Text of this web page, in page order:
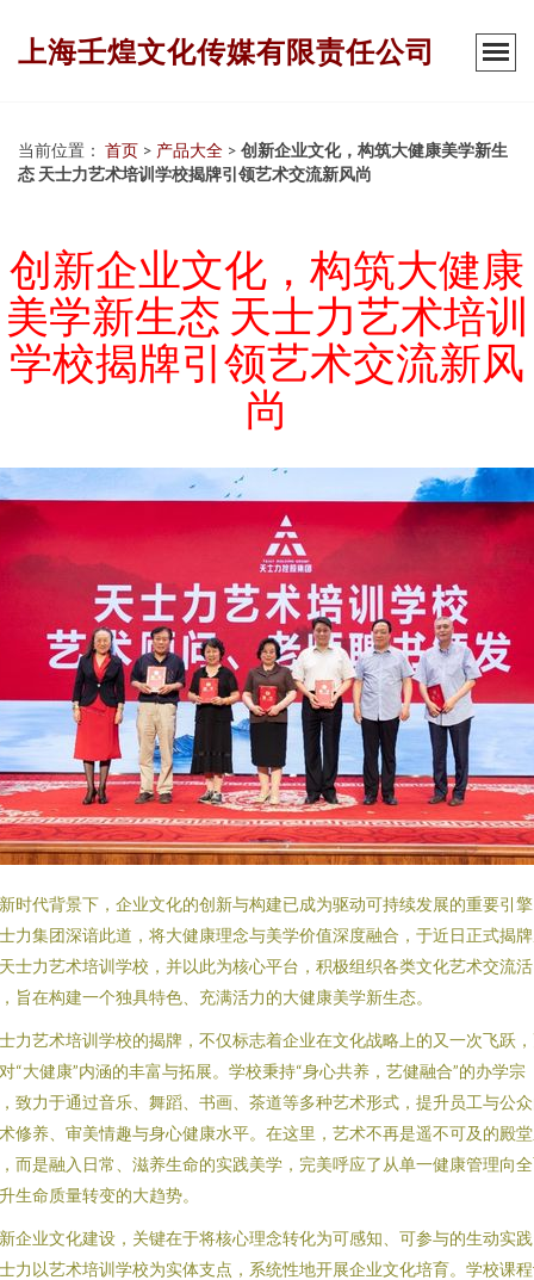
上海壬煌文化传媒有限责任公司
当前位置： 首页 > 产品大全 > 创新企业文化，构筑大健康美学新生
态 天士力艺术培训学校揭牌引领艺术交流新风尚
创新企业文化，构筑大健康
美学新生态 天士力艺术培训
学校揭牌引领艺术交流新风
尚
时代背景下，企业文化的创新与构建已成为驱动可持续发展的重要引
力集团深谙此道，将大健康理念与美学价值深度融合，于近日正式揭
士力艺术培训学校，并以此为核心平台，积极组织各类文化艺术交流活
旨在构建一个独具特色、充满活力的大健康美学新生态。
力艺术培训学校的揭牌，不仅标志着企业在文化战略上的又一次飞跃
“大健康”内涵的丰富与拓展。学校秉持“身心共养，艺健融合”的办学宗
致力于通过音乐、舞蹈、书画、茶道等多种艺术形式，提升员工与公
修养、审美情趣与身心健康水平。在这里，艺术不再是遥不可及的殿
而是融入日常、滋养生命的实践美学，完美呼应了从单一健康管理向
生命质量转变的大趋势。
企业文化建设，关键在于将核心理念转化为可感知、可参与的生动实
力以艺术培训学校为实体支点，系统性地开展企业文化培育。学校课